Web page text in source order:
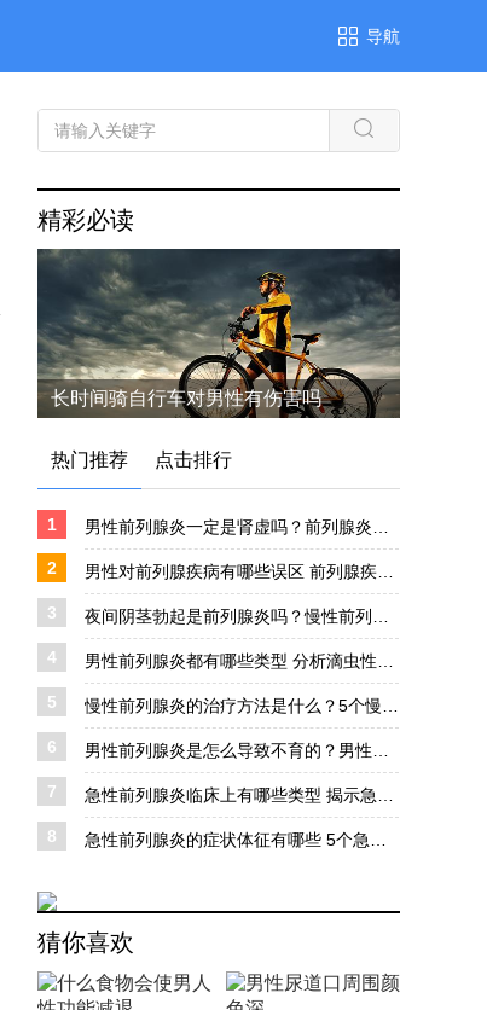
导航
精彩必读
长时间骑自行车对男性有伤害吗
热门推荐 点击排行
1
2
3
4
5
6
7
8
猜你喜欢